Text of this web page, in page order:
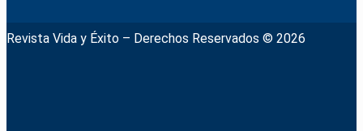
Revista Vida y Éxito – Derechos Reservados © 2026